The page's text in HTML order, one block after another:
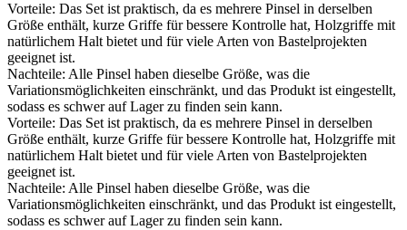
Vorteile: Das Set ist praktisch, da es mehrere Pinsel in derselben
Größe enthält, kurze Griffe für bessere Kontrolle hat, Holzgriffe mit
natürlichem Halt bietet und für viele Arten von Bastelprojekten
geeignet ist.
Nachteile: Alle Pinsel haben dieselbe Größe, was die
Variationsmöglichkeiten einschränkt, und das Produkt ist eingestellt,
sodass es schwer auf Lager zu finden sein kann.
Vorteile: Das Set ist praktisch, da es mehrere Pinsel in derselben
Größe enthält, kurze Griffe für bessere Kontrolle hat, Holzgriffe mit
natürlichem Halt bietet und für viele Arten von Bastelprojekten
geeignet ist.
Nachteile: Alle Pinsel haben dieselbe Größe, was die
Variationsmöglichkeiten einschränkt, und das Produkt ist eingestellt,
sodass es schwer auf Lager zu finden sein kann.